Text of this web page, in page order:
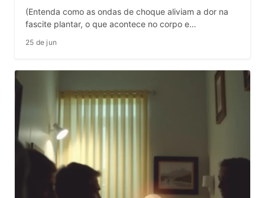
(Entenda como as ondas de choque aliviam a dor na
fascite plantar, o que acontece no corpo e…
25 de jun